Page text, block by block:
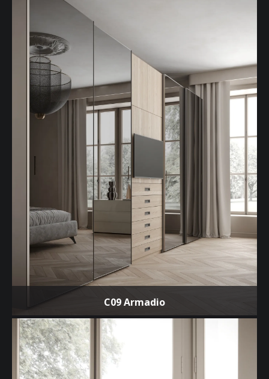
C09 Armadio